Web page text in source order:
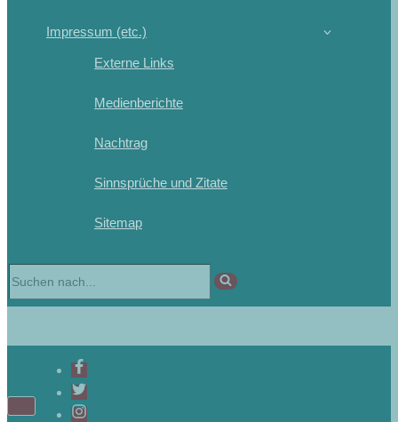
Impressum (etc.)
Externe Links
Medienberichte
Nachtrag
Sinnsprüche und Zitate
Sitemap
Navigations-